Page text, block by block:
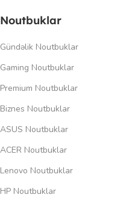
Noutbuklar
Gündəlik Noutbuklar
Gaming Noutbuklar
Premium Noutbuklar
Biznes Noutbuklar
ASUS Noutbuklar
ACER Noutbuklar
Lenovo Noutbuklar
HP Noutbuklar